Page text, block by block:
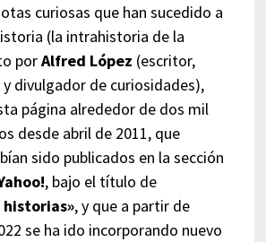
curiosas que han sucedido a
(la intrahistoria de la
porAlfred López (escritor,
divulgador de curiosidades),
página alrededor de dos mil
desde abril de 2011, que
sido publicados en la sección
, bajo el título de
historias», y que a partir de
se ha ido incorporando nuevo